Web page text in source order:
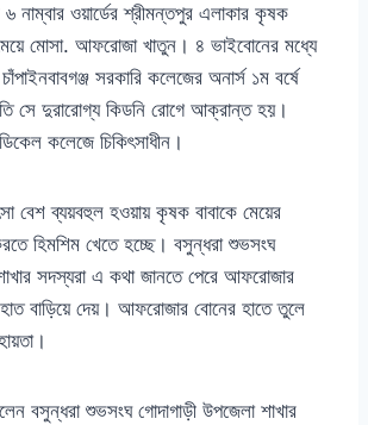
নাম্বার ওয়ার্ডের শ্রীমন্তপুর এলাকার কৃষক
মোসা. আফরোজা খাতুন। ৪ ভাইবোনের মধ্যে
সরকারি কলেজের অনার্স ১ম বর্ষে
সে দুরারোগ্য কিডনি রোগে আক্রান্ত হয়।
কলেজে চিকিৎসাধীন।
বেশ ব্যয়বহুল হওয়ায় কৃষক বাবাকে মেয়ের
হিমশিম খেতে হচ্ছে। বসুন্ধরা শুভসংঘ
সদস্যরা এ কথা জানতে পেরে আফরোজার
হাত বাড়িয়ে দেয়। আফরোজার বোনের হাতে তুলে
বসুন্ধরা শুভসংঘ গোদাগাড়ী উপজেলা শাখার